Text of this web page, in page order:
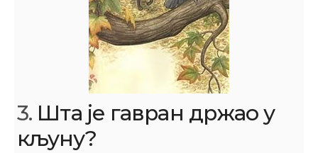
3. Шта је гавран држао у
кљуну?